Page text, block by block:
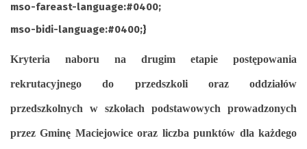
mso-fareast-language:#0400;
mso-bidi-language:#0400;}
Kryteria naboru na drugim etapie postępowania
rekrutacyjnego do przedszkoli oraz oddziałów
przedszkolnych w szkołach podstawowych prowadzonych
przez Gminę Maciejowice oraz liczba punktów dla każdego